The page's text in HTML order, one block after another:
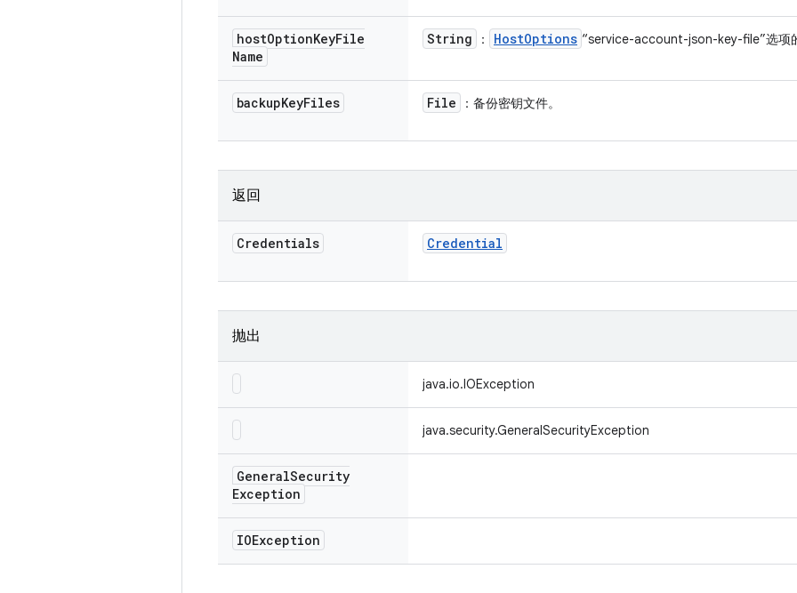
hostOptionKeyFile
Name
String ： HostOptions “service-account-json-key-file”选项
backupKeyFiles File ：备份密钥文件。
返回
Credentials Credential
抛出
java.io.IOException
java.security.GeneralSecurityException
GeneralSecurity
Exception
IOException